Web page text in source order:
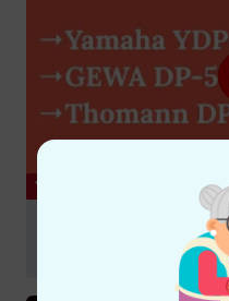
YOUTUBE
Shootout! Yamaha YDP-
Thomann DP-32 -